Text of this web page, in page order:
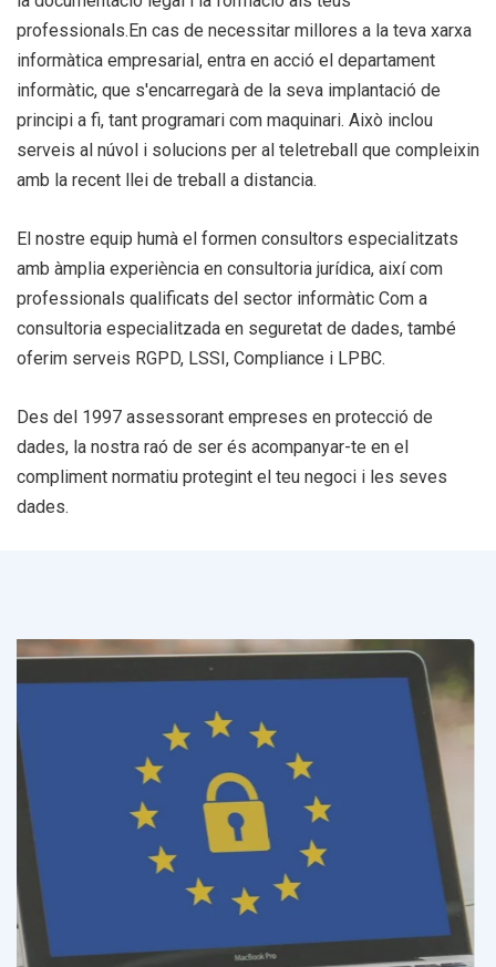
professionals.En cas de necessitar millores a la teva xarxa
informàtica empresarial, entra en acció el departament
informàtic, que s'encarregarà de la seva implantació de
principi a fi, tant programari com maquinari. Això inclou
serveis al núvol i solucions per al teletreball que compleixin
amb la recent llei de treball a distancia.
El nostre equip humà el formen consultors especialitzats
amb àmplia experiència en consultoria jurídica, així com
professionals qualificats del sector informàtic Com a
consultoria especialitzada en seguretat de dades, també
oferim serveis RGPD, LSSI, Compliance i LPBC.
Des del 1997 assessorant empreses en protecció de
dades, la nostra raó de ser és acompanyar-te en el
compliment normatiu protegint el teu negoci i les seves
dades.